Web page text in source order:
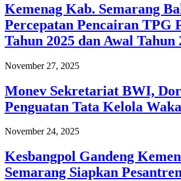
Kemenag Kab. Semarang
Percepatan Pencairan TPG
Tahun 2025 dan Awal Tahun
November 27, 2025
Monev Sekretariat BWI,
Penguatan Tata Kelola
November 24, 2025
Kesbangpol Gandeng
Semarang Siapkan